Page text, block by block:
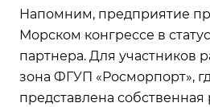
Напомним, предприятие
Морском конгрессе в
партнера. Для участников
зона ФГУП «Росморпорт»,
представлена собственная